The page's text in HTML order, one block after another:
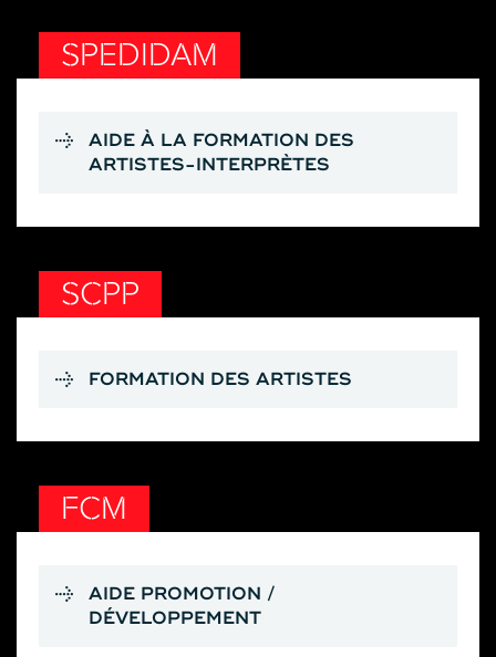
SPEDIDAM
AIDE À LA FORMATION DES
ARTISTES-INTERPRÈTES
SCPP
FORMATION DES ARTISTES
FCM
AIDE PROMOTION /
DÉVELOPPEMENT